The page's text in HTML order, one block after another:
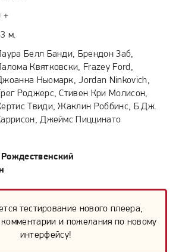
+
м.
Белл Банди, Брендон Заб,
Палома Квятковски, Frazey Ford,
Ньюмарк, Jordan Ninkovich,
Грег Роджерс, Стивен Кри Молисон,
Твиди, Жаклин Роббинс, Б.Дж.
Джеймс Пиццинато
тестирование нового плеера,
комментарии и пожелания по новому
интерфейсу!